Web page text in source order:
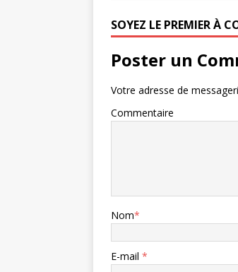
SOYEZ LE PREMIER À
Poster un
Votre adresse de
Commentaire
Nom*
E-mail *